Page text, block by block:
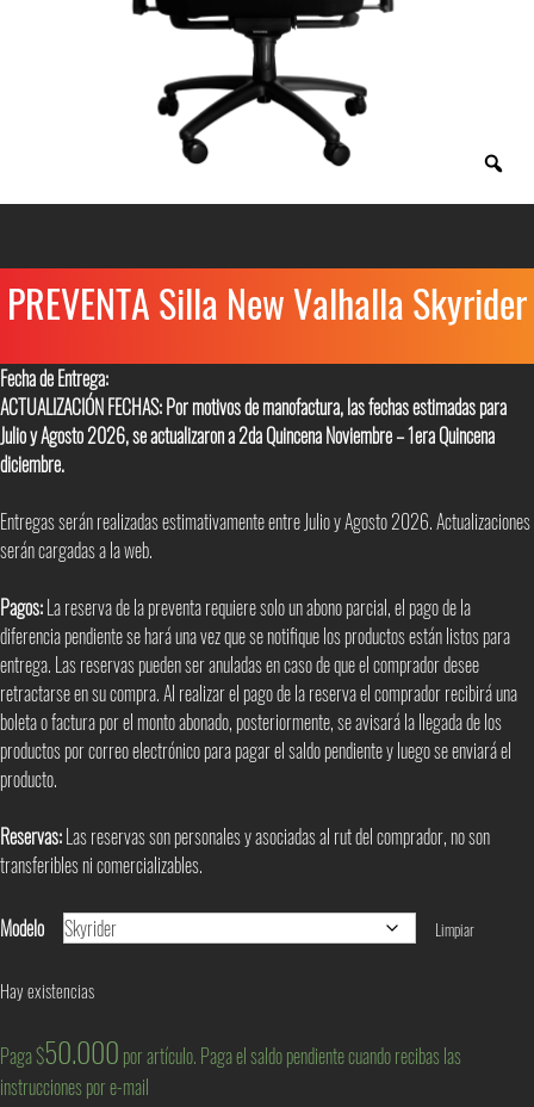
PREVENTA Silla New Valhalla Skyrider
Fecha de Entrega:
ACTUALIZACIÓN FECHAS: Por motivos de manofactura, las fechas estimadas para
Julio y Agosto 2026, se actualizaron a 2da Quincena Noviembre – 1era Quincena
diciembre.
Entregas serán realizadas estimativamente entre Julio y Agosto 2026. Actualizaciones
serán cargadas a la web.
Pagos:La reserva de la preventa requiere solo un abono parcial, el pago de la
diferencia pendiente se hará una vez que se notifique los productos están listos para
entrega. Las reservas pueden ser anuladas en caso de que el comprador desee
retractarse en su compra. Al realizar el pago de la reserva el comprador recibirá una
boleta o factura por el monto abonado, posteriormente, se avisará la llegada de los
productos por correo electrónico para pagar el saldo pendiente y luego se enviará el
producto.
Reservas:Las reservas son personales y asociadas al rut del comprador, no son
transferibles ni comercializables.
Modelo Limpiar
Hay existencias
Paga $50.000 por artículo. Paga el saldo pendiente cuando recibas las
instrucciones por e-mail